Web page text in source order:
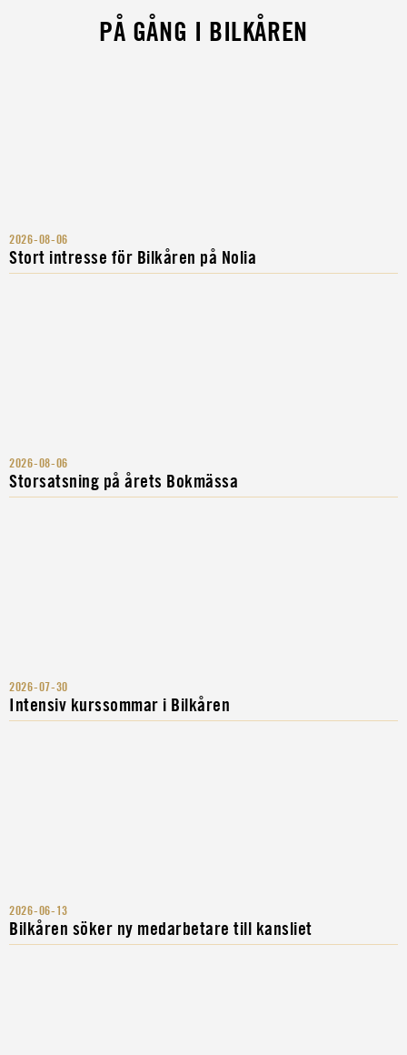
PÅ GÅNG I BILKÅREN
2026-08-06
Stort intresse för Bilkåren på Nolia
2026-08-06
Storsatsning på årets Bokmässa
2026-07-30
Intensiv kurssommar i Bilkåren
2026-06-13
Bilkåren söker ny medarbetare till kansliet